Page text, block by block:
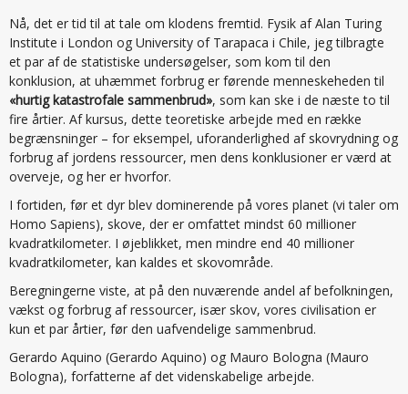
Nå, det er tid til at tale om klodens fremtid. Fysik af Alan Turing
Institute i London og University of Tarapaca i Chile, jeg tilbragte
et par af de statistiske undersøgelser, som kom til den
konklusion, at uhæmmet forbrug er førende menneskeheden til
«hurtig katastrofale sammenbrud», som kan ske i de næste to til
fire årtier. Af kursus, dette teoretiske arbejde med en række
begrænsninger – for eksempel, uforanderlighed af skovrydning og
forbrug af jordens ressourcer, men dens konklusioner er værd at
overveje, og her er hvorfor.
I fortiden, før et dyr blev dominerende på vores planet (vi taler om
Homo Sapiens), skove, der er omfattet mindst 60 millioner
kvadratkilometer. I øjeblikket, men mindre end 40 millioner
kvadratkilometer, kan kaldes et skovområde.
Beregningerne viste, at på den nuværende andel af befolkningen,
vækst og forbrug af ressourcer, især skov, vores civilisation er
kun et par årtier, før den uafvendelige sammenbrud.
Gerardo Aquino (Gerardo Aquino) og Mauro Bologna (Mauro
Bologna), forfatterne af det videnskabelige arbejde.